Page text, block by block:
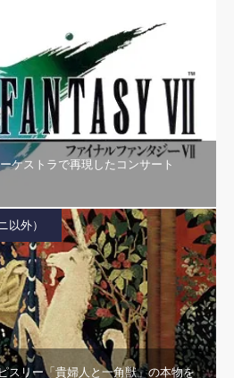
ケストラで再現したコンサート
以外）
スリー「貴婦人と一角獣」の本物を